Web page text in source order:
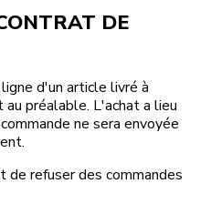
DE
d'un article livré à
préalable. L'achat a lieu
ne sera envoyée
de refuser des commandes